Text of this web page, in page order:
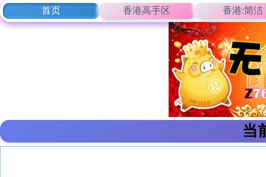
首页 香港高手区 香港:简洁
当